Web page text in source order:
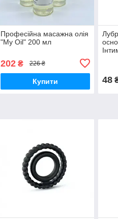
Професійна масажна олія
"My Oil" 200 мл
202₴ 226 ₴
Купити 48